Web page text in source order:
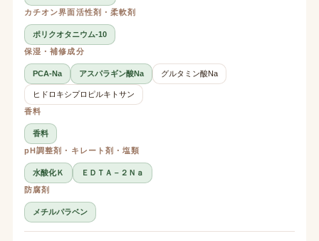
カチオン界面活性剤・柔軟剤
ポリクオタニウム-10
保湿・補修成分
PCA-Na アスパラギン酸Na グルタミン酸Na
ヒドロキシプロピルキトサン
香料
香料
pH調整剤・キレート剤・塩類
水酸化Ｋ
ＥＤＴＡ－２Ｎａ
防腐剤
メチルパラベン